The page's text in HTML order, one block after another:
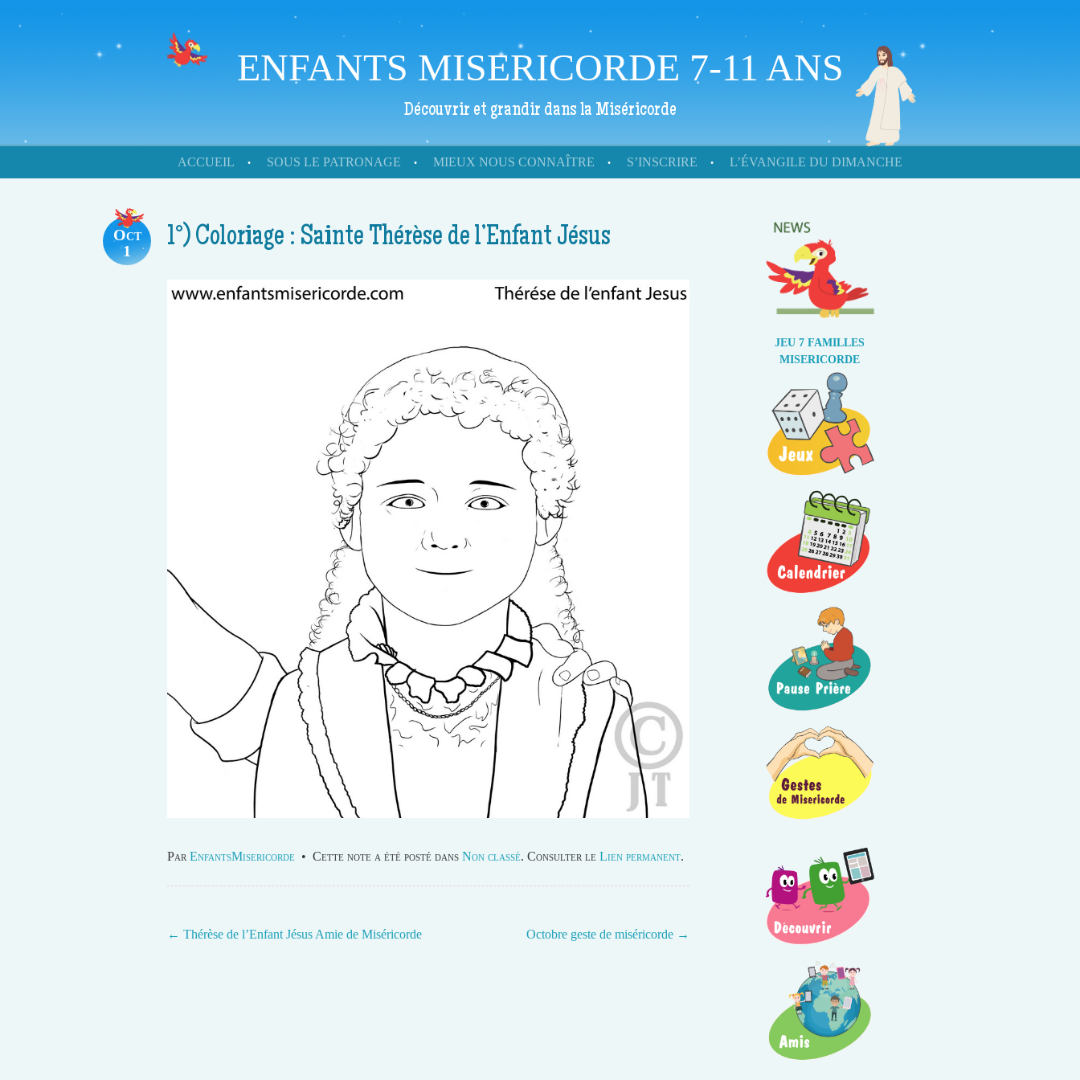
ENFANTS MISERICORDE 7-11 ANS
Découvrir et grandir dans la Miséricorde
ACCUEIL SOUS LE PATRONAGE MIEUX NOUS CONNAÎTRE S’INSCRIRE L’ÉVANGILE DU DIMANCHE
1°) Coloriage : Sainte Thérèse de l’Enfant Jésus
Oct
1
Par EnfantsMisericorde • Cette note a été posté dans Non classé. Consulter le Lien permanent.
← Thérèse de l’Enfant Jésus Amie de Miséricorde Octobre geste de miséricorde →
JEU 7 FAMILLES
MISERICORDE